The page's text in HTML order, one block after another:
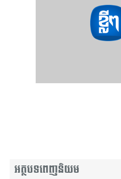
អត្ថបទពេញនិយម